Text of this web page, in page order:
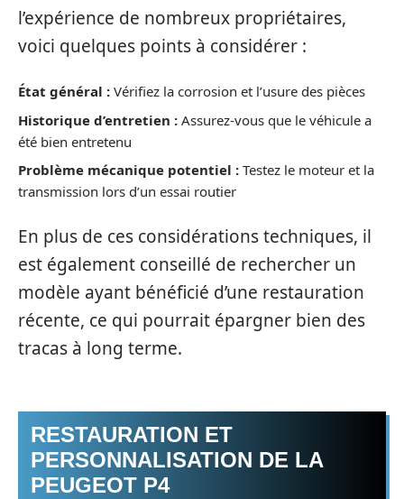
l’expérience de nombreux propriétaires,
voici quelques points à considérer :
État général : Vérifiez la corrosion et l’usure des pièces
Historique d’entretien : Assurez-vous que le véhicule a
été bien entretenu
Problème mécanique potentiel : Testez le moteur et la
transmission lors d’un essai routier
En plus de ces considérations techniques, il
est également conseillé de rechercher un
modèle ayant bénéficié d’une restauration
récente, ce qui pourrait épargner bien des
tracas à long terme.
RESTAURATION ET
PERSONNALISATION DE LA
PEUGEOT P4